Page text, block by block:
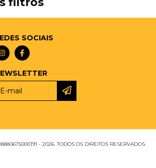
SOCIAIS
- 2026. TODOS OS DIREITOS RESERVADOS.